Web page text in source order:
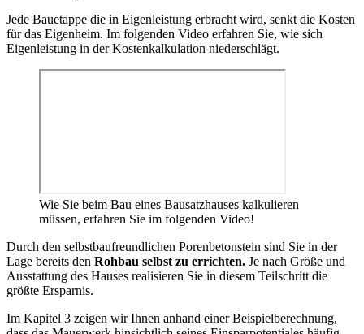
Jede Bauetappe die in Eigenleistung erbracht wird, senkt die Kosten
für das Eigenheim. Im folgenden Video erfahren Sie, wie sich
Eigenleistung in der Kostenkalkulation niederschlägt.
Wie Sie beim Bau eines Bausatzhauses kalkulieren
müssen, erfahren Sie im folgenden Video!
Durch den selbstbaufreundlichen Porenbetonstein sind Sie in der
Lage bereits den Rohbau selbst zu errichten. Je nach Größe und
Ausstattung des Hauses realisieren Sie in diesem Teilschritt die
größte Ersparnis.
Im Kapitel 3 zeigen wir Ihnen anhand einer Beispielberechnung,